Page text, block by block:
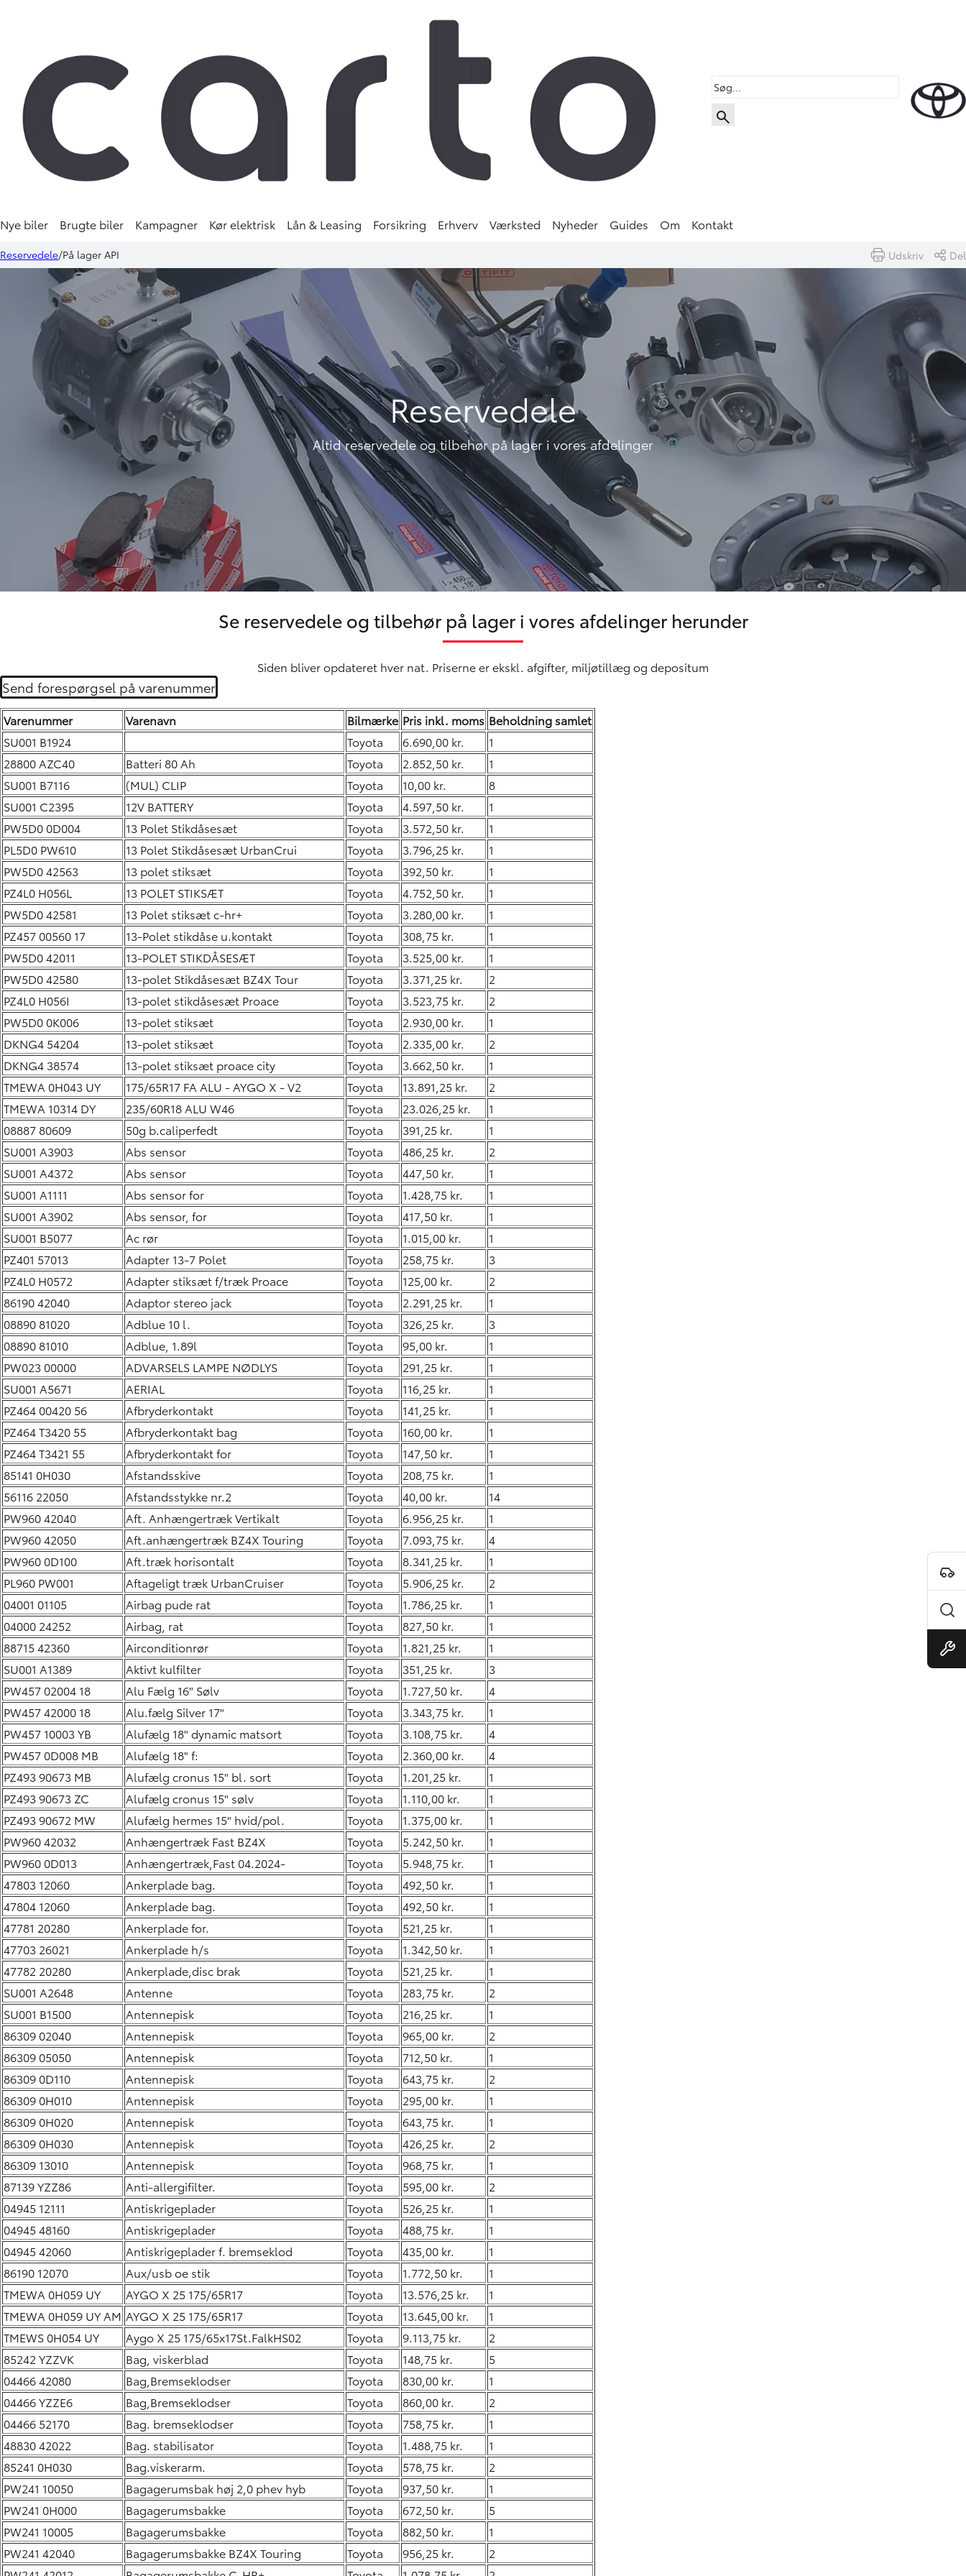
Nye biler Brugte biler Kampagner Kør elektrisk Lån & Leasing Forsikring Erhverv Værksted Nyheder Guides Om Kontakt
Reservedele På lager API Udskriv Del
Reservedele
Altid reservedele og tilbehør på lager i vores afdelinger
Se reservedele og tilbehør på lager i vores afdelinger herunder
Siden bliver opdateret hver nat. Priserne er ekskl. afgifter, miljøtillæg og depositum
Send forespørgsel på varenummer
Varenummer Varenavn Bilmærke Pris inkl. moms Beholdning samlet
SU001 B1924
Toyota 6.690,00 kr.
1
28800 AZC40
Batteri 80 Ah Toyota 2.852,50 kr.
1
SU001 B7116
(MUL) CLIP Toyota 10,00 kr.
8
SU001 C2395
12V BATTERY Toyota 4.597,50 kr.
1
PW5D0 0D004
13 Polet Stikdåsesæt Toyota 3.572,50 kr.
1
PL5D0 PW610
13 Polet Stikdåsesæt UrbanCrui Toyota 3.796,25 kr.
1
PW5D0 42563
13 polet stiksæt Toyota 392,50 kr.
1
PZ4L0 H056L
13 POLET STIKSÆT Toyota 4.752,50 kr.
1
PW5D0 42581
13 Polet stiksæt c-hr+ Toyota 3.280,00 kr.
1
PZ457 00560 17
13-Polet stikdåse u.kontakt Toyota 308,75 kr.
1
PW5D0 42011
13-POLET STIKDÅSESÆT Toyota 3.525,00 kr.
1
PW5D0 42580
13-polet Stikdåsesæt BZ4X Tour Toyota 3.371,25 kr.
2
PZ4L0 H056I
13-polet stikdåsesæt Proace Toyota 3.523,75 kr.
2
PW5D0 0K006
13-polet stiksæt Toyota 2.930,00 kr.
1
DKNG4 54204
13-polet stiksæt Toyota 2.335,00 kr.
2
DKNG4 38574
13-polet stiksæt proace city Toyota 3.662,50 kr.
1
TMEWA 0H043 UY
175/65R17 FA ALU - AYGO X - V2 Toyota 13.891,25 kr.
2
TMEWA 10314 DY
235/60R18 ALU W46 Toyota 23.026,25 kr.
1
08887 80609
50g b.caliperfedt Toyota 391,25 kr.
1
SU001 A3903
Abs sensor Toyota 486,25 kr.
2
SU001 A4372
Abs sensor Toyota 447,50 kr.
1
SU001 A1111
Abs sensor for Toyota 1.428,75 kr.
1
SU001 A3902
Abs sensor, for Toyota 417,50 kr.
1
SU001 B5077
Ac rør Toyota 1.015,00 kr.
1
PZ401 57013
Adapter 13-7 Polet Toyota 258,75 kr.
3
PZ4L0 H0572
Adapter stiksæt f/træk Proace Toyota 125,00 kr.
2
86190 42040
Adaptor stereo jack Toyota 2.291,25 kr.
1
08890 81020
Adblue 10 l. Toyota 326,25 kr.
3
08890 81010
Adblue, 1.89l Toyota 95,00 kr.
1
PW023 00000
ADVARSELS LAMPE NØDLYS Toyota 291,25 kr.
1
SU001 A5671
AERIAL Toyota 116,25 kr.
1
PZ464 00420 56
Afbryderkontakt Toyota 141,25 kr.
1
PZ464 T3420 55
Afbryderkontakt bag Toyota 160,00 kr.
1
PZ464 T3421 55
Afbryderkontakt for Toyota 147,50 kr.
1
85141 0H030
Afstandsskive Toyota 208,75 kr.
1
56116 22050
Afstandsstykke nr.2 Toyota 40,00 kr.
14
PW960 42040
Aft. Anhængertræk Vertikalt Toyota 6.956,25 kr.
1
PW960 42050
Aft.anhængertræk BZ4X Touring Toyota 7.093,75 kr.
4
PW960 0D100
Aft.træk horisontalt Toyota 8.341,25 kr.
1
PL960 PW001
Aftageligt træk UrbanCruiser Toyota 5.906,25 kr.
2
04001 01105
Airbag pude rat Toyota 1.786,25 kr.
1
04000 24252
Airbag, rat Toyota 827,50 kr.
1
88715 42360
Airconditionrør Toyota 1.821,25 kr.
1
SU001 A1389
Aktivt kulfilter Toyota 351,25 kr.
3
PW457 02004 18
Alu Fælg 16" Sølv Toyota 1.727,50 kr.
4
PW457 42000 18
Alu.fælg Silver 17" Toyota 3.343,75 kr.
1
PW457 10003 YB
Alufælg 18" dynamic matsort Toyota 3.108,75 kr.
4
PW457 0D008 MB
Alufælg 18" f: Toyota 2.360,00 kr.
4
PZ493 90673 MB
Alufælg cronus 15" bl. sort Toyota 1.201,25 kr.
1
PZ493 90673 ZC
Alufælg cronus 15" sølv Toyota 1.110,00 kr.
1
PZ493 90672 MW
Alufælg hermes 15" hvid/pol. Toyota 1.375,00 kr.
1
PW960 42032
Anhængertræk Fast BZ4X Toyota 5.242,50 kr.
1
PW960 0D013
Anhængertræk,Fast 04.2024- Toyota 5.948,75 kr.
1
47803 12060
Ankerplade bag. Toyota 492,50 kr.
1
47804 12060
Ankerplade bag. Toyota 492,50 kr.
1
47781 20280
Ankerplade for. Toyota 521,25 kr.
1
47703 26021
Ankerplade h/s Toyota 1.342,50 kr.
1
47782 20280
Ankerplade,disc brak Toyota 521,25 kr.
1
SU001 A2648
Antenne Toyota 283,75 kr.
2
SU001 B1500
Antennepisk Toyota 216,25 kr.
1
86309 02040
Antennepisk Toyota 965,00 kr.
2
86309 05050
Antennepisk Toyota 712,50 kr.
1
86309 0D110
Antennepisk Toyota 643,75 kr.
2
86309 0H010
Antennepisk Toyota 295,00 kr.
1
86309 0H020
Antennepisk Toyota 643,75 kr.
1
86309 0H030
Antennepisk Toyota 426,25 kr.
2
86309 13010
Antennepisk Toyota 968,75 kr.
1
87139 YZZ86
Anti-allergifilter. Toyota 595,00 kr.
2
04945 12111
Antiskrigeplader Toyota 526,25 kr.
1
04945 48160
Antiskrigeplader Toyota 488,75 kr.
1
04945 42060
Antiskrigeplader f. bremseklod Toyota 435,00 kr.
1
86190 12070
Aux/usb oe stik Toyota 1.772,50 kr.
1
TMEWA 0H059 UY
AYGO X 25 175/65R17 Toyota 13.576,25 kr.
1
TMEWA 0H059 UY AM AYGO X 25 175/65R17 Toyota 13.645,00 kr.
1
TMEWS 0H054 UY
Aygo X 25 175/65x17St.FalkHS02 Toyota 9.113,75 kr.
2
85242 YZZVK
Bag, viskerblad Toyota 148,75 kr.
5
04466 42080
Bag,Bremseklodser Toyota 830,00 kr.
1
04466 YZZE6
Bag,Bremseklodser Toyota 860,00 kr.
2
04466 52170
Bag. bremseklodser Toyota 758,75 kr.
1
48830 42022
Bag. stabilisator Toyota 1.488,75 kr.
1
85241 0H030
Bag.viskerarm. Toyota 578,75 kr.
2
PW241 10050
Bagagerumsbak høj 2,0 phev hyb Toyota 937,50 kr.
1
PW241 0H000
Bagagerumsbakke Toyota 672,50 kr.
5
PW241 10005
Bagagerumsbakke Toyota 882,50 kr.
1
PW241 42040
Bagagerumsbakke BZ4X Touring Toyota 956,25 kr.
2